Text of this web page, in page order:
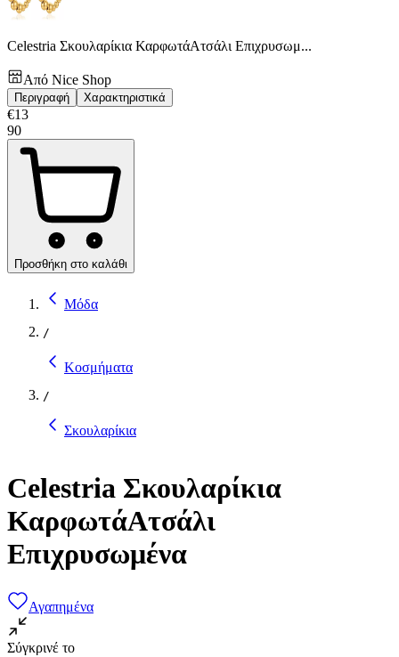
Celestria Σκουλαρίκια ΚαρφωτάΑτσάλι Επιχρυσωμ...
Από Nice Shop
Περιγραφή Χαρακτηριστικά
€13
90
Προσθήκη στο καλάθι
Μόδα
/
Κοσμήματα
/
Σκουλαρίκια
Celestria Σκουλαρίκια
ΚαρφωτάΑτσάλι
Επιχρυσωμένα
Αγαπημένα
Σύγκρινέ το